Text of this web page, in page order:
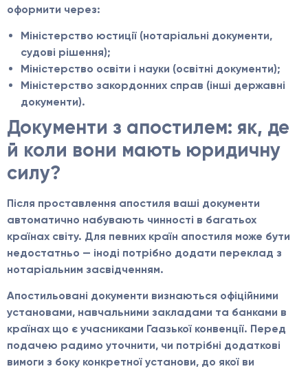
оформити через:
Міністерство юстиції (нотаріальні документи,
судові рішення);
Міністерство освіти і науки (освітні документи);
Міністерство закордонних справ (інші державні
документи).
Документи з апостилем: як, де
й коли вони мають юридичну
силу?
Після проставлення апостиля ваші документи
автоматично набувають чинності в багатьох
країнах світу. Для певних країн апостиля може бути
недостатньо — іноді потрібно додати переклад з
нотаріальним засвідченням.
Апостильовані документи визнаються офіційними
установами, навчальними закладами та банками в
країнах що є учасниками Гаазької конвенції. Перед
подачею радимо уточнити, чи потрібні додаткові
вимоги з боку конкретної установи, до якої ви